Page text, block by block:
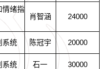
情绪指
肖智涵 24000
系统 陈冠宇 20000
系统 石一 30000